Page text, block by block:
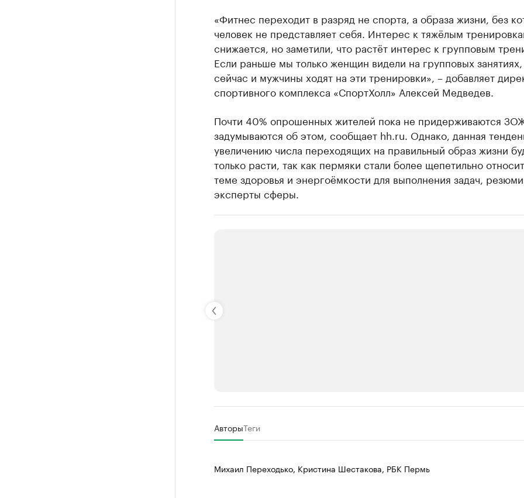
«Фитнес переходит в разряд не спорта, а образа жизни, без
человек не представляет себя. Интерес к тяжёлым
снижается, но заметили, что растёт интерес к групповым
Если раньше мы только женщин видели на групповых занятиях,
сейчас и мужчины ходят на эти тренировки», – добавляет
спортивного комплекса «СпортХолл» Алексей Медведев.
Почти 40% опрошенных жителей пока не придерживаются
задумываются об этом, сообщает hh.ru. Однако, данная
увеличению числа переходящих на правильный образ жизни
только расти, так как пермяки стали более щепетильно
теме здоровья и энергоёмкости для выполнения задач,
эксперты сферы.
Крупные организации в нефтегазовой
АвторыТеги
Михаил Переходько, Кристина Шестакова, РБК Пермь